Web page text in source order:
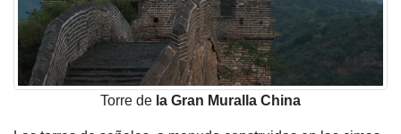
Torre de la Gran Muralla China